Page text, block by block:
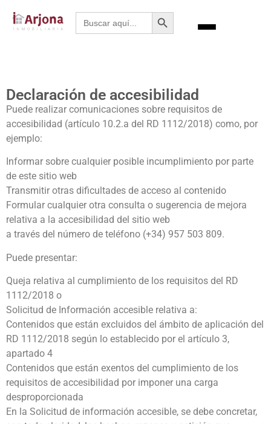
Buscar: Botón de búsqueda
Declaración de accesibilidad
Puede realizar comunicaciones sobre requisitos de
accesibilidad (artículo 10.2.a del RD 1112/2018) como, por
ejemplo:
Informar sobre cualquier posible incumplimiento por parte
de este sitio web
Transmitir otras dificultades de acceso al contenido
Formular cualquier otra consulta o sugerencia de mejora
relativa a la accesibilidad del sitio web
a través del número de teléfono (+34) 957 503 809.
Puede presentar:
Queja relativa al cumplimiento de los requisitos del RD
1112/2018 o
Solicitud de Información accesible relativa a:
Contenidos que están excluidos del ámbito de aplicación del
RD 1112/2018 según lo establecido por el artículo 3,
apartado 4
Contenidos que están exentos del cumplimiento de los
requisitos de accesibilidad por imponer una carga
desproporcionada
En la Solicitud de información accesible, se debe concretar,